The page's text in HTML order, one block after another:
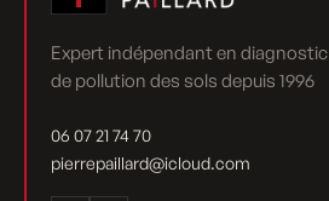
Expert indépendant en diagnostic
de pollution des sols depuis 1996
06 07 21 74 70
pierrepaillard@icloud.com